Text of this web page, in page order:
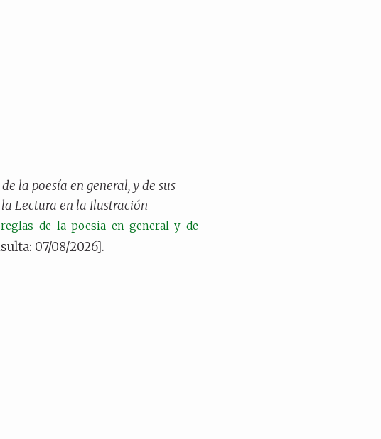
la poesía en general, y de sus
Lectura en la Ilustración
de-la-poesia-en-general-y-de-
07/08/2026].